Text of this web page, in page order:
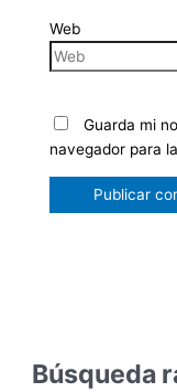
Web
Guarda mi
navegador para
Búsqueda